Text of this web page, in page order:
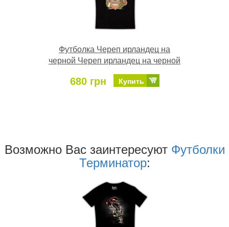
Футболка Череп ирландец на
черной Череп ирландец на черной
680 грн Купить
Возможно Ваc заинтересуют Футболки
Терминатор: